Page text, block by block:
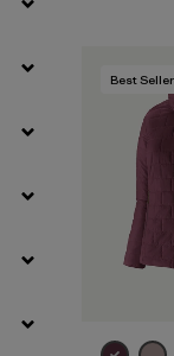
Best Seller